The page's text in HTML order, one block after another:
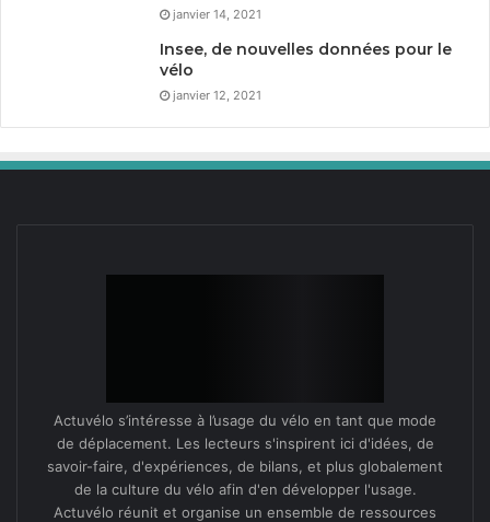
janvier 14, 2021
Insee, de nouvelles données pour le
vélo
janvier 12, 2021
Actuvélo s’intéresse à l’usage du vélo en tant que mode
de déplacement. Les lecteurs s'inspirent ici d'idées, de
savoir-faire, d'expériences, de bilans, et plus globalement
de la culture du vélo afin d'en développer l'usage.
Actuvélo réunit et organise un ensemble de ressources